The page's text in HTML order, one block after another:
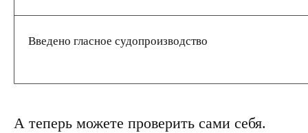
Введено гласное судопроизводство
А теперь можете проверить сами себя.